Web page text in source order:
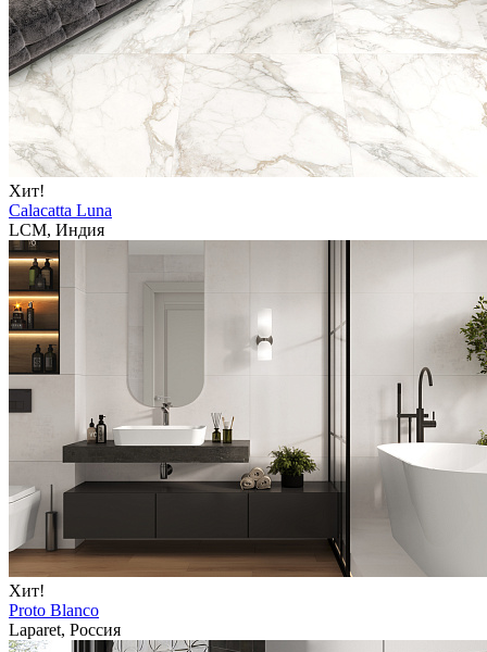
Хит!
Calacatta Luna
LCM, Индия
Хит!
Proto Blanco
Laparet, Россия